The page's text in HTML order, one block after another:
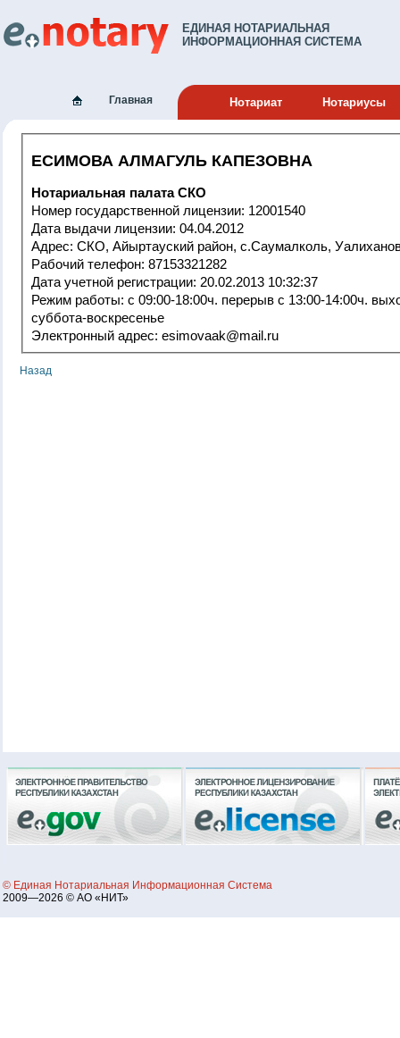
ЕДИНАЯ НОТАРИАЛЬНАЯ
ИНФОРМАЦИОННАЯ СИСТЕМА
Главная Нотариат Нотариусы
ЕСИМОВА АЛМАГУЛЬ КАПЕЗОВНА
Нотариальная палата СКО
Номер государственной лицензии: 12001540
Дата выдачи лицензии: 04.04.2012
Адрес: СКО, Айыртауский район, с.Саумалколь,
Рабочий телефон: 87153321282
Дата учетной регистрации: 20.02.2013 10:32:37
Режим работы: с 09:00-18:00ч. перерыв с 13:00-14:00ч. выходные:
суббота-воскресенье
Электронный адрес: esimovaak@mail.ru
Назад
© Единая Нотариальная Информационная Система
2009—2026 © АО «НИТ»